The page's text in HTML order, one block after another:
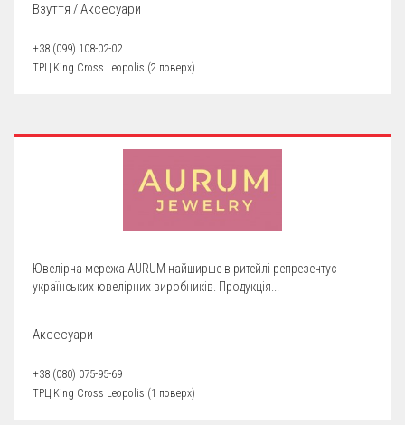
Взуття / Аксесуари
+38 (099) 108-02-02
ТРЦ King Cross Leopolis (2 поверх)
Ювелірна мережа AURUM найширше в ритейлі репрезентує
українських ювелірних виробників. Продукція...
Аксесуари
+38 (080) 075-95-69
ТРЦ King Cross Leopolis (1 поверх)